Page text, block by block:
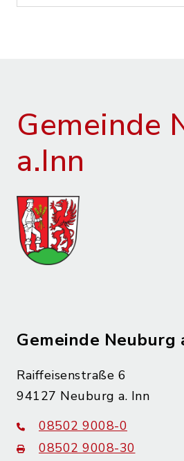
Gemeinde
a.Inn
Gemeinde Neuburg
Raiffeisenstraße 6
94127 Neuburg a. Inn
08502 9008-0
08502 9008-30